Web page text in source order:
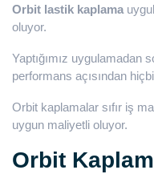
Orbit lastik kaplama
oluyor.
Yaptığımız uygulamadan
performans açısından
Orbit kaplamalar sıfır iş
uygun maliyetli oluyor.
Orbit